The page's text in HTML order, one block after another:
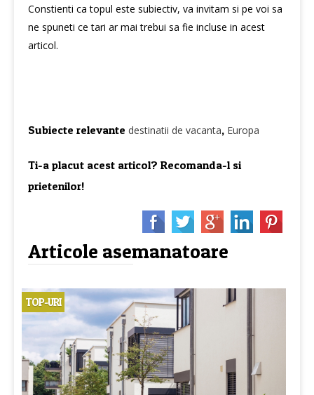
Constienti ca topul este subiectiv, va invitam si pe voi sa
ne spuneti ce tari ar mai trebui sa fie incluse in acest
articol.
Subiecte relevante destinatii de vacanta, Europa
Ti-a placut acest articol? Recomanda-l si
prietenilor!
Articole asemanatoare
TOP-URI